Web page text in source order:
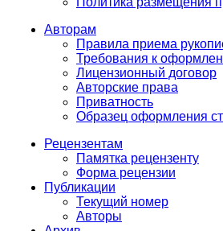
Авторам
Правила приема
Требования к
Лицензионный договор
Авторские права
Приватность
Образец оформления
Рецензентам
Памятка рецензенту
Форма рецензии
Публикации
Текущий номер
Авторы